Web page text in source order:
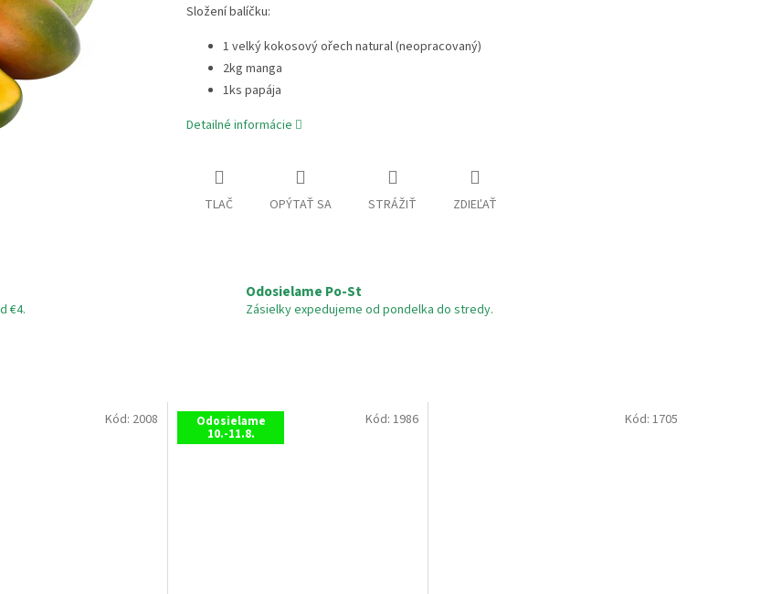
Složení balíčku:
1 velký kokosový ořech natural (neopracovaný)
2kg manga
1ks papája
Detailné informácie
TLAČ OPÝTAŤ SA STRÁŽIŤ ZDIEĽAŤ
€4.
Odosielame Po-St
Zásielky expedujeme od pondelka do stredy.
Kód: 2008 Odosielame
10.-11.8.
Kód: 1986 Kód: 1705